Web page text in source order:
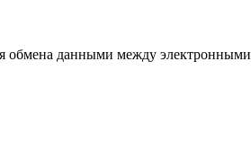
обмена данными между